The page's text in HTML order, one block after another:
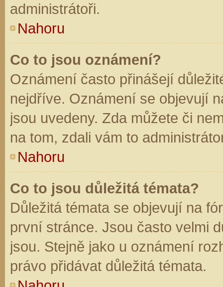
administrátoři.
Nahoru
Co to jsou oznámení?
Oznámení často přinášejí
nejdříve. Oznámení se objevují
jsou uvedeny. Zda můžete či
na tom, zdali vám to
Nahoru
Co to jsou důležitá témata?
Důležitá témata se objevují na
první stránce. Jsou často velmi
jsou. Stejně jako u oznámení
právo přidávat důležitá témata.